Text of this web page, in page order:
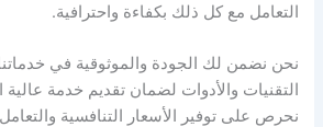
التعامل مع كل ذلك بكفاءة واحترافية.
نحن نضمن لك الجودة والموثوقية في
التقنيات والأدوات لضمان تقديم خدمة عالية
نحرص على توفير الأسعار التنافسية